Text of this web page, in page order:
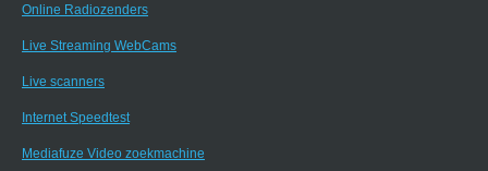
Online Radiozenders
Live Streaming WebCams
Live scanners
Internet Speedtest
Mediafuze Video zoekmachine